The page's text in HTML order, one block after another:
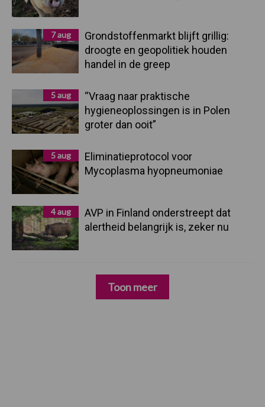
7 aug
Grondstoffenmarkt blijft grillig:
droogte en geopolitiek houden
handel in de greep
5 aug
“Vraag naar praktische
hygieneoplossingen is in Polen
groter dan ooit”
5 aug
Eliminatieprotocol voor
Mycoplasma hyopneumoniae
4 aug
AVP in Finland onderstreept dat
alertheid belangrijk is, zeker nu
Toon meer